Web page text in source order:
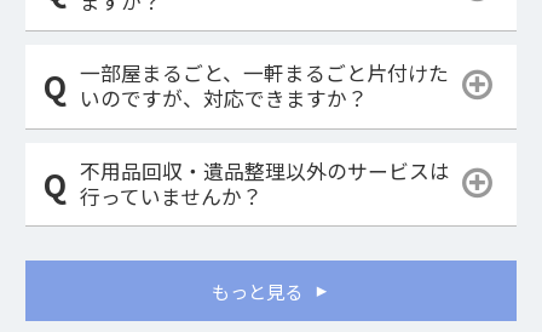
一部屋まるごと、一軒まるごと片付けた
いのですが、対応できますか？
不用品回収・遺品整理以外のサービスは
行っていませんか？
もっと見る